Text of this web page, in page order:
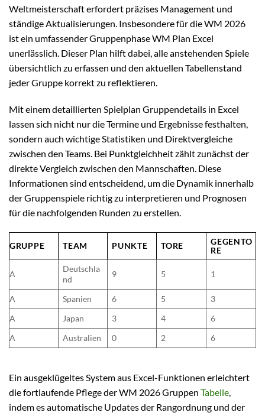
Weltmeisterschaft erfordert präzises Management und
ständige Aktualisierungen. Insbesondere für die WM 2026
ist ein umfassender Gruppenphase WM Plan Excel
unerlässlich. Dieser Plan hilft dabei, alle anstehenden Spiele
übersichtlich zu erfassen und den aktuellen Tabellenstand
jeder Gruppe korrekt zu reflektieren.
Mit einem detaillierten Spielplan Gruppendetails in Excel
lassen sich nicht nur die Termine und Ergebnisse festhalten,
sondern auch wichtige Statistiken und Direktvergleiche
zwischen den Teams. Bei Punktgleichheit zählt zunächst der
direkte Vergleich zwischen den Mannschaften. Diese
Informationen sind entscheidend, um die Dynamik innerhalb
der Gruppenspiele richtig zu interpretieren und Prognosen
für die nachfolgenden Runden zu erstellen.
GRUPPE TEAM PUNKTE TORE
GEGENTO
RE
A
Deutschla
nd
9 5 1
A Spanien 6 5
3
A
Japan 3 4
6
A
Australien 0 2 6
Ein ausgeklügeltes System aus Excel-Funktionen erleichtert
die fortlaufende Pflege der WM 2026 Gruppen Tabelle,
indem es automatische Updates der Rangordnung und der